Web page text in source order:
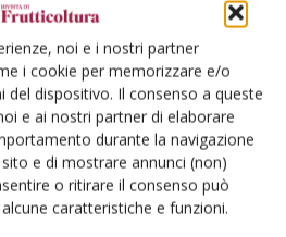
noi e i nostri partner
i cookie per memorizzare e/o
del dispositivo. Il consenso a queste
e ai nostri partner di elaborare
durante la navigazione
e di mostrare annunci (non)
o ritirare il consenso può
caratteristiche e funzioni.
che molto spesso emergono ma
se sottoposta a queste
di sviluppo gestionale e
il prodotto, renderlo
competitività delle imprese e
il viticoltore (in questo,
Lady è più che
è tuttavia scarsamente condivisa